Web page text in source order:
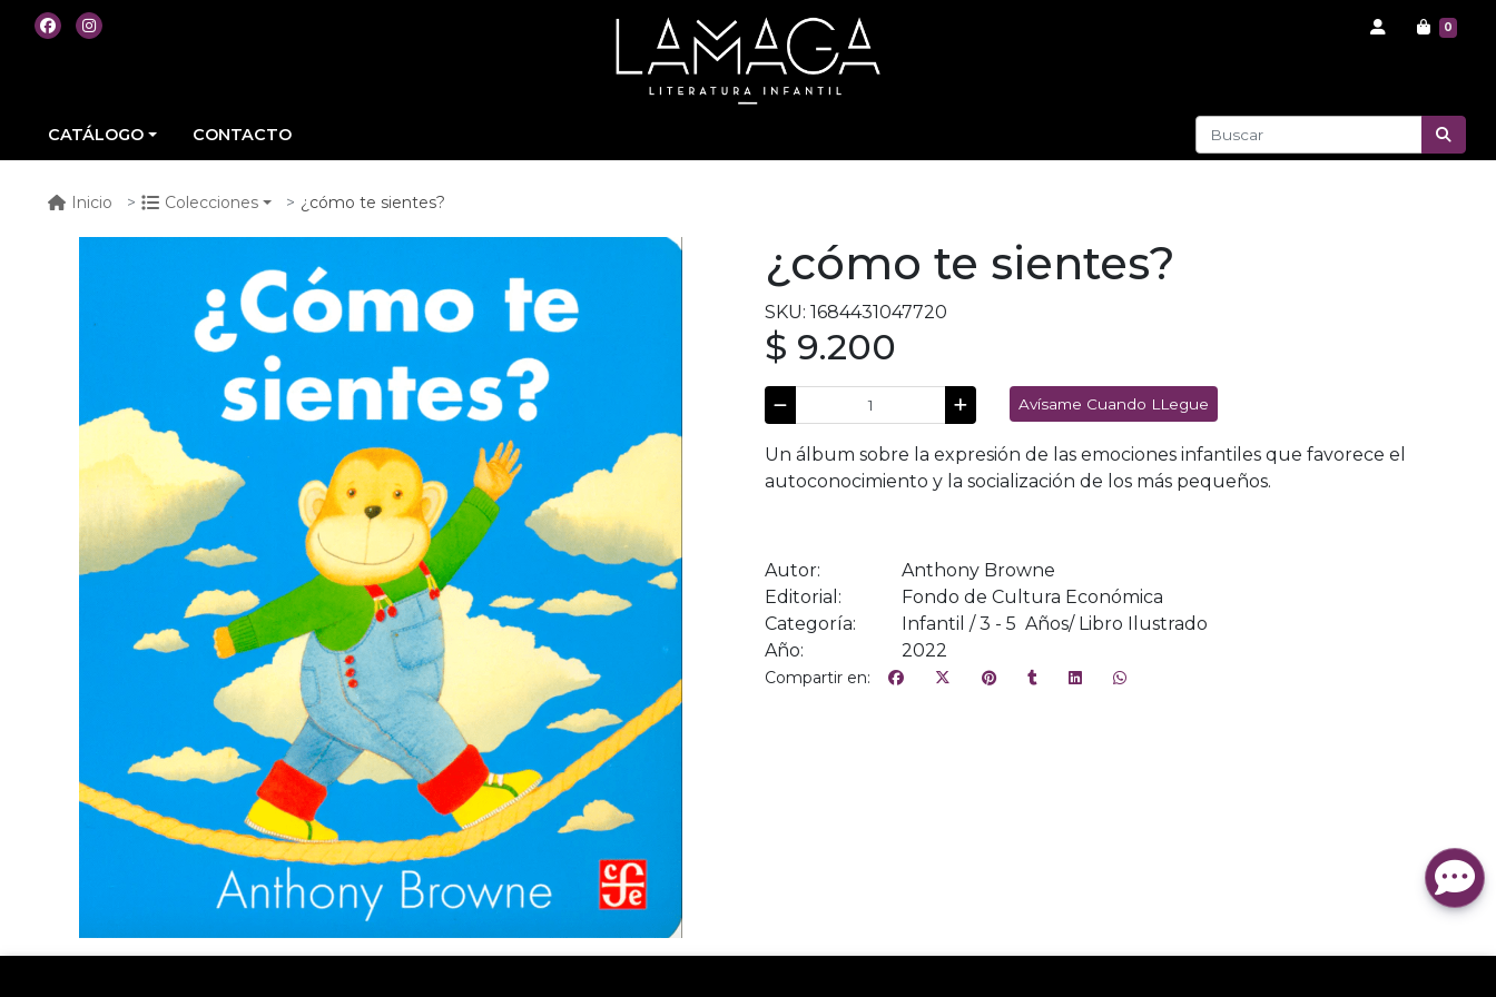
0
CATÁLOGO CONTACTO
Inicio Colecciones ¿cómo te sientes?
¿cómo te sientes?
SKU: 1684431047720
$ 9.200
Avísame Cuando LLegue
Un álbum sobre la expresión de las emociones infantiles que favorece el
autoconocimiento y la socialización de los más pequeños.
Autor:
Anthony Browne
Editorial:
Fondo de Cultura Económica
Categoría:
Infantil / 3 - 5 Años/ Libro Ilustrado
Año:
2022
Compartir en: